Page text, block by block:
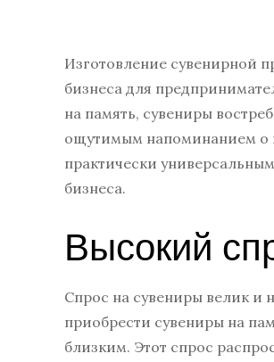
Изготовление сувенирной
бизнеса для
на память, сувениры
ощутимым напоминанием о
практически
бизнеса.
Высокий
Спрос на сувениры велик и
приобрести сувениры на
близким. Этот спрос